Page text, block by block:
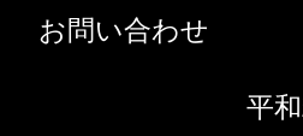
お問い合わせ
平